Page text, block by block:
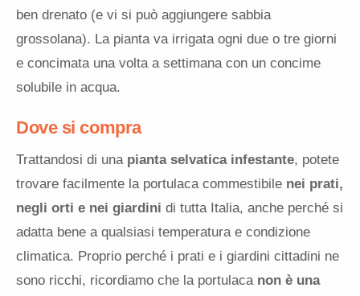
ben drenato (e vi si può aggiungere sabbia
grossolana). La pianta va irrigata ogni due o tre giorni
e concimata una volta a settimana con un concime
solubile in acqua.
Dove si compra
Trattandosi di unapianta selvatica infestante, potete
trovare facilmente la portulaca commestibile nei prati,
negli orti e nei giardini di tutta Italia, anche perché si
adatta bene a qualsiasi temperatura e condizione
climatica. Proprio perché i prati e i giardini cittadini ne
sono ricchi, ricordiamo che la portulacanon è una